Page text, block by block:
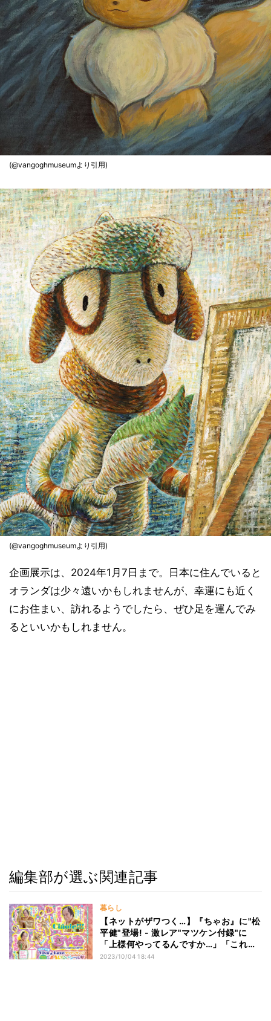
(@vangoghmuseumより引用)
(@vangoghmuseumより引用)
企画展示は、2024年1月7日まで。日本に住んでいると
オランダは少々遠いかもしれませんが、幸運にも近く
にお住まい、訪れるようでしたら、ぜひ足を運んでみ
るといいかもしれません。
編集部が選ぶ関連記事
暮らし
【ネットがザワつく…】『ちゃお』に"松
平健"登場! - 激レア"マツケン付録"に
「上様何やってるんですか…」「これを
貼って手紙出したいw」「狂気すら感じ
2023/10/04 18:44